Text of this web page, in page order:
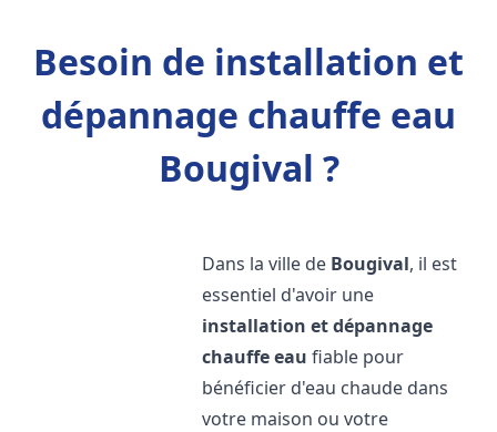
Besoin de installation et
dépannage chauffe eau
Bougival ?
Dans la ville de Bougival, il est
essentiel d'avoir une
installation et dépannage
chauffe eau fiable pour
bénéficier d'eau chaude dans
votre maison ou votre